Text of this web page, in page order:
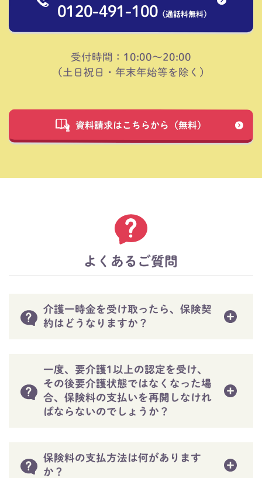
0120-491-100（通話料無料）
受付時間：10:00～20:00
（土日祝日・年末年始等を除く）
資料請求はこちらから（無料）
よくあるご質問
介護一時金を受け取ったら、保険契
約はどうなりますか？
一度、要介護1以上の認定を受け、
その後要介護状態ではなくなった場
合、保険料の支払いを再開しなけれ
ばならないのでしょうか？
保険料の支払方法は何があります
か？